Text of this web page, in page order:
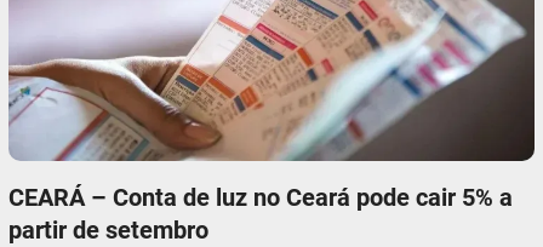
CEARÁ – Conta de luz no Ceará pode cair 5% a
partir de setembro